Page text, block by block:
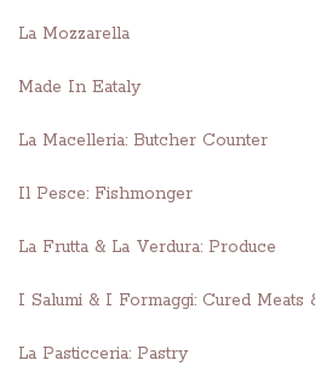
La Mozzarella
Made In Eataly
La Macelleria: Butcher Counter
Il Pesce: Fishmonger
La Frutta & La Verdura: Produce
I Salumi & I Formaggi: Cured Meats
La Pasticceria: Pastry